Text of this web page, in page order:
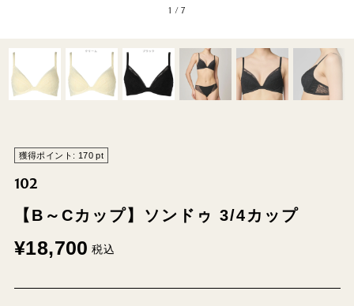
1 /7
獲得ポイント: 170 pt
102
【B～Cカップ】ソンドゥ 3/4カップ
¥18,700 税込